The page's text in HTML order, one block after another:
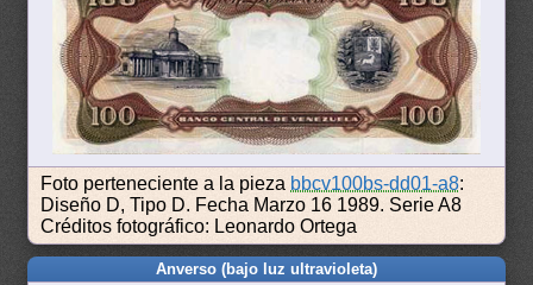
Foto perteneciente a la pieza bbcv100bs-dd01-a8:
Diseño D, Tipo D. Fecha Marzo 16 1989. Serie A8
Créditos fotográfico: Leonardo Ortega
Anverso (bajo luz ultravioleta)